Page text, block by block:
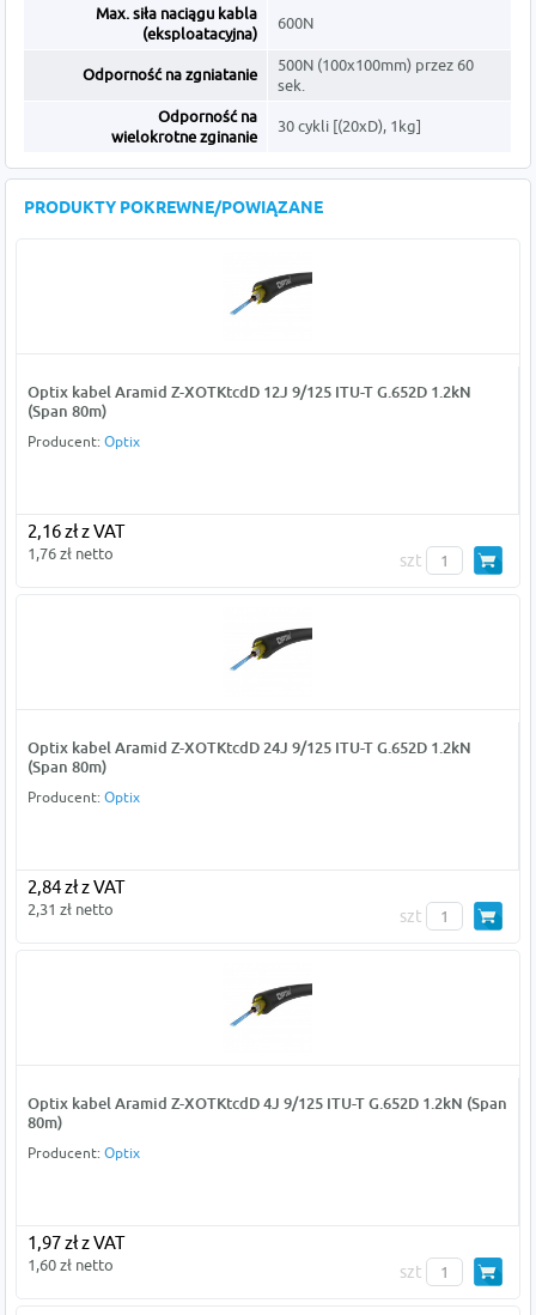
Max. siła naciągu kabla
(eksploatacyjna)
600N
Odporność na zgniatanie
500N (100x100mm) przez 60
sek.
Odporność na
wielokrotne zginanie
30 cykli [(20xD), 1kg]
PRODUKTY POKREWNE/POWIĄZANE
Optix kabel Aramid Z-XOTKtcdD 12J 9/125 ITU-T G.652D 1.2kN
(Span 80m)
Producent: Optix
2,16 zł z VAT
1,76 zł netto szt
Optix kabel Aramid Z-XOTKtcdD 24J 9/125 ITU-T G.652D 1.2kN
(Span 80m)
Producent: Optix
2,84 zł z VAT
2,31 zł netto szt
Optix kabel Aramid Z-XOTKtcdD 4J 9/125 ITU-T G.652D 1.2kN (Span
80m)
Producent: Optix
1,97 zł z VAT
1,60 zł netto szt